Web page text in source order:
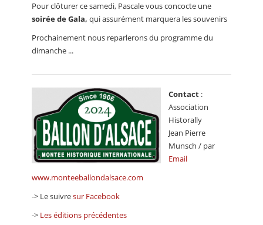
Pour clôturer ce samedi, Pascale vous concocte une
soirée de Gala, qui assurément marquera les souvenirs
Prochainement nous reparlerons du programme du
dimanche ...
Contact :
Association
Historally
Jean Pierre
Munsch / par
Email
www.monteeballondalsace.com
-> Le suivresur Facebook
-> Les éditions précédentes